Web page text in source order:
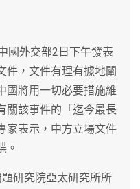
外交部2日下午發表
件，文件有理有據地闡
國將用一切必要措施維
關該事件的「迄今最長
家表示，中方立場文件
。
研究院亞太研究所所